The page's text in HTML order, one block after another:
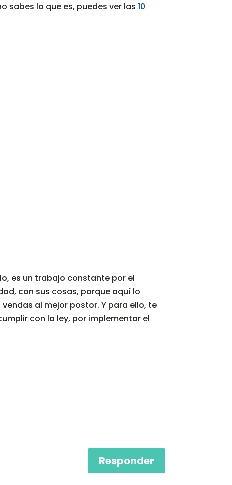
sabes lo que es, puedes ver las10
es un trabajo constante por el
con sus cosas, porque aquí lo
al mejor postor. Y para ello, te
con la ley, por implementar el
Responder